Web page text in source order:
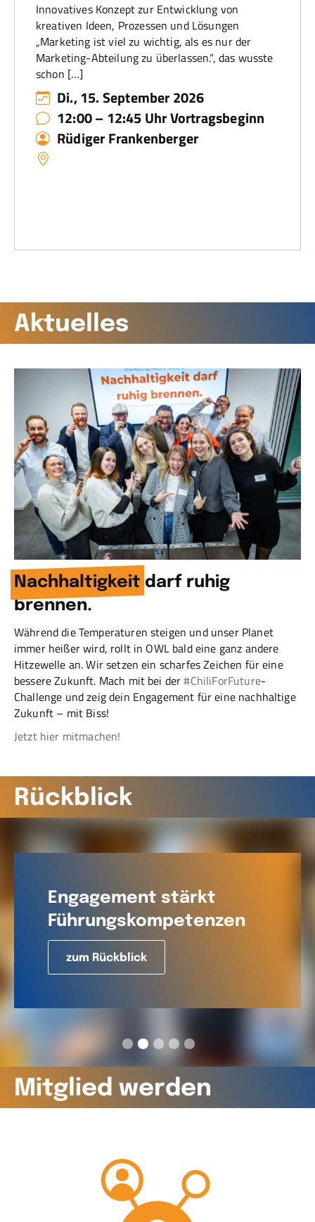
Innovatives Konzept zur Entwicklung von
kreativen Ideen, Prozessen und Lösungen
„Marketing ist viel zu wichtig, als es nur der
Marketing-Abteilung zu überlassen.“, das wusste
schon […]
Di., 15. September 2026
12:00 – 12:45 Uhr Vortragsbeginn
Rüdiger Frankenberger
Aktuelles
Nachhaltigkeit darf ruhig
brennen.
Während die Temperaturen steigen und unser Planet
immer heißer wird, rollt in OWL bald eine ganz andere
Hitzewelle an. Wir setzen ein scharfes Zeichen für eine
bessere Zukunft. Mach mit bei der#ChiliForFuture-
Challenge und zeig dein Engagement für eine nachhaltige
Zukunft – mit Biss!
Jetzt hier mitmachen!
Rückblick
Engagement stärkt
Führungskompetenzen
zum Rückblick
Mitglied werden